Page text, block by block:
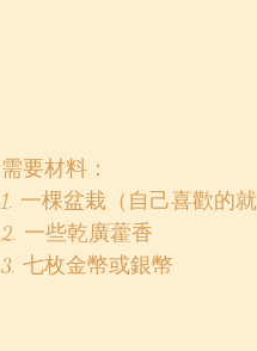
需要材料：
1. 一棵盆栽（自己喜歡的
2. 一些乾廣藿香
3. 七枚金幣或銀幣